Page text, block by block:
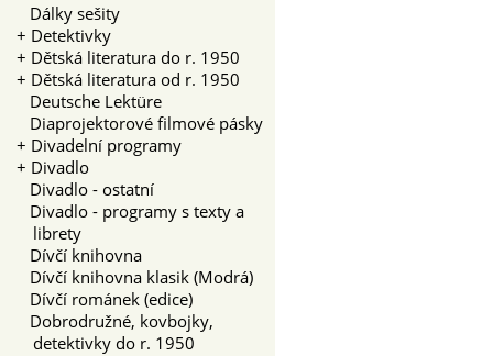
Dálky sešity
+ Detektivky
+ Dětská literatura do r. 1950
+ Dětská literatura od r. 1950
Deutsche Lektüre
Diaprojektorové filmové pásky
+ Divadelní programy
+ Divadlo
Divadlo - ostatní
Divadlo - programy s texty a
librety
Dívčí knihovna
Dívčí knihovna klasik (Modrá)
Dívčí románek (edice)
Dobrodružné, kovbojky,
detektivky do r. 1950